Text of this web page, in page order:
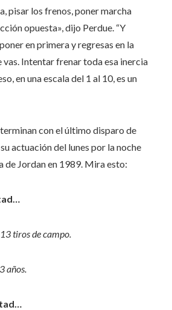
pisar los frenos, poner marcha
opuesta», dijo Perdue. “Y
en primera y regresas en la
vas. Intentar frenar toda esa inercia
en una escala del 1 al 10, es un
con el último disparo de
actuación del lunes por la noche
de Jordan en 1989. Mira esto:
tiros de campo.
años.